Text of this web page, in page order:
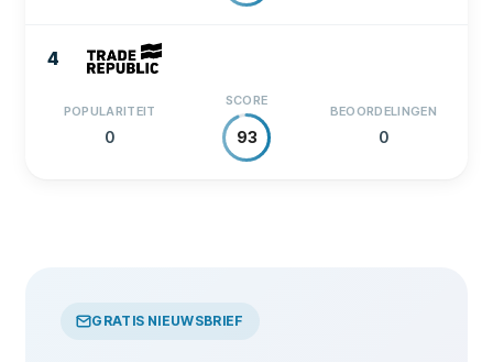
4
SCORE
93
BEOORDELINGEN
0
POPULARITEIT
0
GRATIS NIEUWSBRIEF